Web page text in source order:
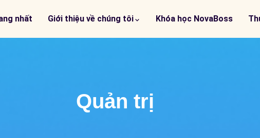
nhất Giới thiệu về chúng tôi Khóa học NovaBoss
Quản trị